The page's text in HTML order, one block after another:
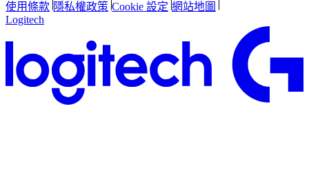
使用條款 隱私權政策 Cookie 設定 網站地圖
Logitech